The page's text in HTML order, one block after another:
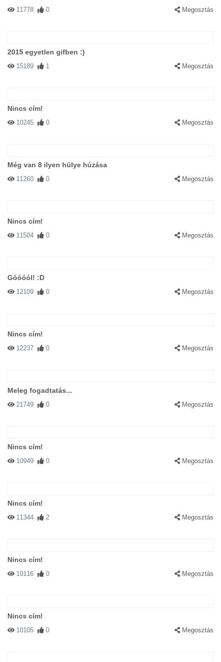
11778 0 Megosztás
2015 egyetlen gifben :)
15189 1 Megosztás
Nincs cím!
10245 0 Megosztás
Még van 8 ilyen hülye húzása
11260 0 Megosztás
Nincs cím!
11504 0 Megosztás
Góóóól! :D
12109 0 Megosztás
Nincs cím!
12237 0 Megosztás
Meleg fogadtatás...
21749 0 Megosztás
Nincs cím!
10949 0 Megosztás
Nincs cím!
11344 2 Megosztás
Nincs cím!
10116 0 Megosztás
Nincs cím!
10105 0 Megosztás